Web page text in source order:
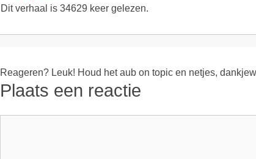
Dit verhaal is 34629 keer gelezen.
Reageren? Leuk! Houd het aub on topic en netjes,
Plaats een reactie